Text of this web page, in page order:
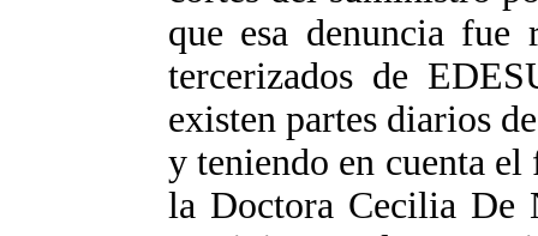
que esa denuncia fue
tercerizados de
existen partes diarios
y teniendo en cuenta
la Doctora Cecilia De